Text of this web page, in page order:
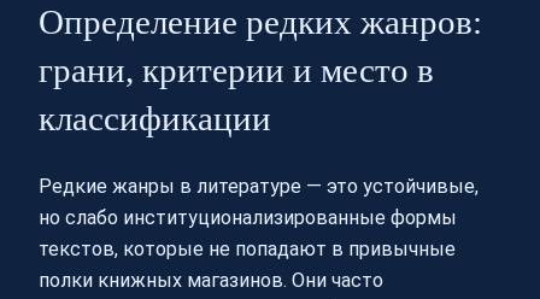
Определение редких жанров:
грани, критерии и место в
классификации
Редкие жанры в литературе — это устойчивые,
но слабо институционализированные формы
текстов, которые не попадают в привычные
полки книжных магазинов. Они часто